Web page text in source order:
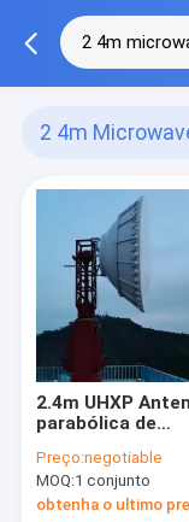
2 4m
2.4m UHXP
parabólica de
polarizada 3.6
Preço:negotiable
MOQ:1 conjunto
obtenha o ultimo